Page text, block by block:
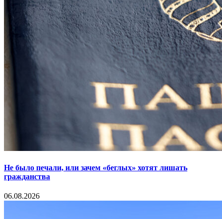
Не было печали, или зачем «беглых» хотят лишать
гражданства
06.08.2026